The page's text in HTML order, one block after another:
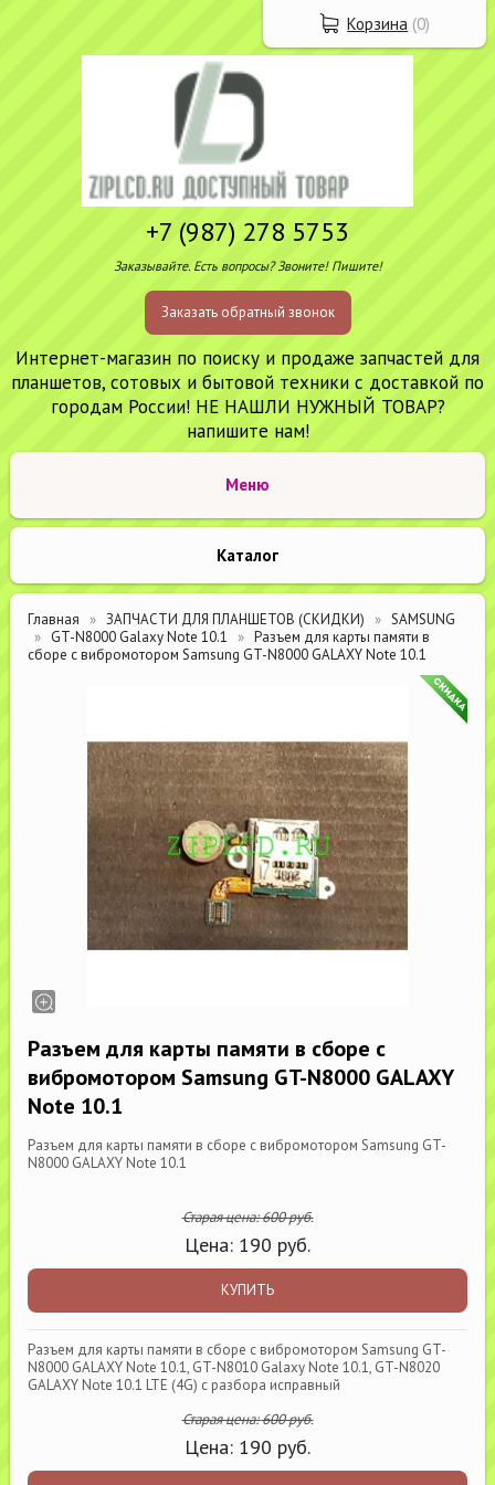
+7 (987) 278 5753
Заказывайте. Есть вопросы? Звоните! Пишите!
Заказать обратный звонок
Интернет-магазин по поиску и продаже запчастей для
планшетов, сотовых и бытовой техники с доставкой по
городам России! НЕ НАШЛИ НУЖНЫЙ ТОВАР?
напишите нам!
Каталог
Главная ЗАПЧАСТИ ДЛЯ ПЛАНШЕТОВ (СКИДКИ)
SAMSUNG
GT-N8000 Galaxy Note 10.1
Разъем для карты памяти в
сборе с вибромотором Samsung GT-N8000 GALAXY Note 10.1
Разъем для карты памяти в сборе с
вибромотором Samsung GT-N8000 GALAXY
Note 10.1
Разъем для карты памяти в сборе с вибромотором Samsung GT-
N8000 GALAXY Note 10.1
Старая цена:600руб.
Цена: 190 руб.
КУПИТЬ
Разъем для карты памяти в сборе с вибромотором Samsung GT-
N8000 GALAXY Note 10.1, GT-N8010 Galaxy Note 10.1, GT-N8020
GALAXY Note 10.1 LTE (4G) с разбора исправный
Старая цена:600руб.
Цена: 190 руб.
Корзина (0)